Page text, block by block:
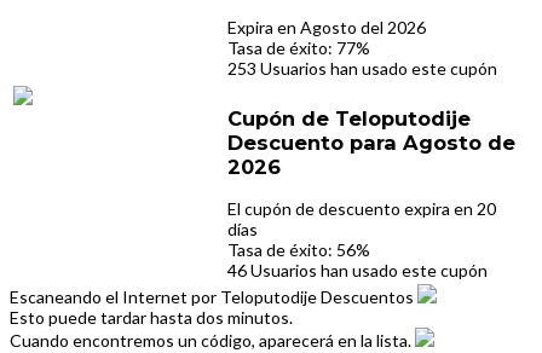
Expira en Agosto del 2026
Tasa de éxito: 77%
253 Usuarios han usado este cupón
Cupón de Teloputodije
Descuento para Agosto de
2026
El cupón de descuento expira en 20
días
Tasa de éxito: 56%
46 Usuarios han usado este cupón
Escaneando el Internet por Teloputodije Descuentos
Esto puede tardar hasta dos minutos.
Cuando encontremos un código, aparecerá en la lista.